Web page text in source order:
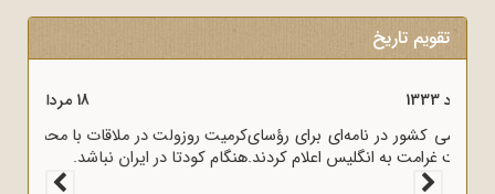
تقویم تاریخ
بسیاری از رجال روحانی و سیاسی کشور در نامه‌ای برای رؤسای
مجلسین، خشم خود را از پرداخت غرامت به انگلیس اعلام کردند.